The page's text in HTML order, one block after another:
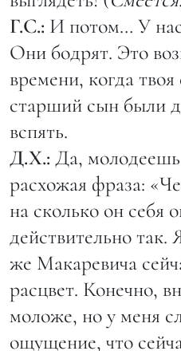
Г.С.: И потом… У
Они бодрят. Это
времени, когда
старший сын были
вспять.
Д.Х.: Да,
расхожая фраза:
на сколько он себя
действительно так.
же Макаревича
расцвет. Конечно,
моложе, но у меня
ощущение, что